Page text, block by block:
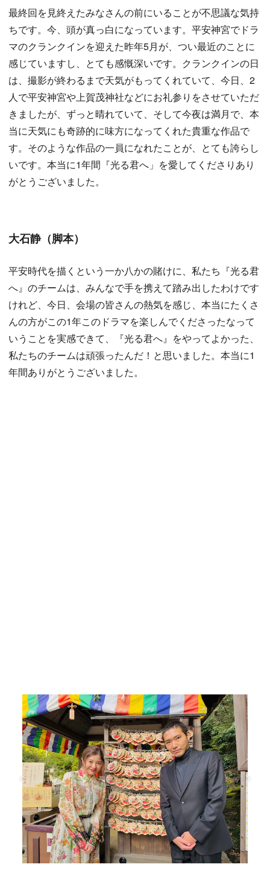
最終回を見終えたみなさんの前にいることが不思議な気持
ちです。今、頭が真っ白になっています。平安神宮でドラ
マのクランクインを迎えた昨年5月が、つい最近のことに
感じていますし、とても感慨深いです。クランクインの日
は、撮影が終わるまで天気がもってくれていて、今日、2
人で平安神宮や上賀茂神社などにお礼参りをさせていただ
きましたが、ずっと晴れていて、そして今夜は満月で、本
当に天気にも奇跡的に味方になってくれた貴重な作品で
す。そのような作品の一員になれたことが、とても誇らし
いです。本当に1年間『光る君へ」を愛してくださりあり
がとうございました。
大石静（脚本）
平安時代を描くという一か八かの賭けに、私たち『光る君
へ』のチームは、みんなで手を携えて踏み出したわけです
けれど、今日、会場の皆さんの熱気を感じ、本当にたくさ
んの方がこの1年このドラマを楽しんでくださったなって
いうことを実感できて、『光る君へ』をやってよかった、
私たちのチームは頑張ったんだ！と思いました。本当に1
年間ありがとうございました。